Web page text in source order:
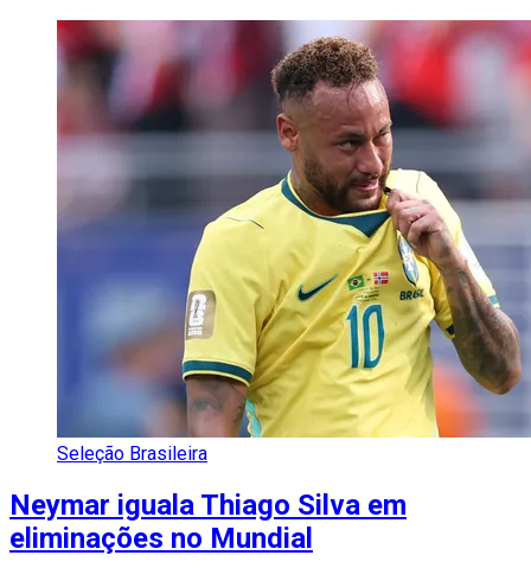
Seleção Brasileira
Neymar iguala Thiago Silva em
eliminações no Mundial